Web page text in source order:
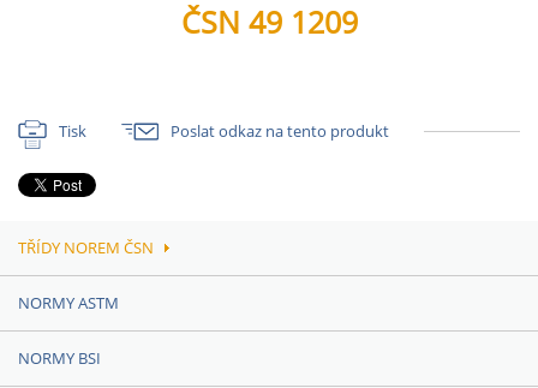
ČSN 49 1209
Tisk Poslat odkaz na tento produkt
TŘÍDY NOREM ČSN
NORMY ASTM
NORMY BSI